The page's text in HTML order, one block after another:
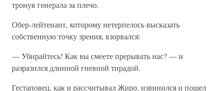
тронув генерала за плечо.
Обер-лейтенант, которому нетерпелось высказать
собственную точку зрения, взорвался:
— Убирайтесь! Как вы смеете прерывать нас? — и
разразился длинной гневной тирадой.
Гестаповец, как и рассчитывал Жиро, извинился и пошел